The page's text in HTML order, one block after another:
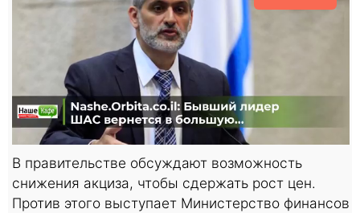
В правительстве обсуждают возможность
снижения акциза, чтобы сдержать рост цен.
Против этого выступает Министерство финансов